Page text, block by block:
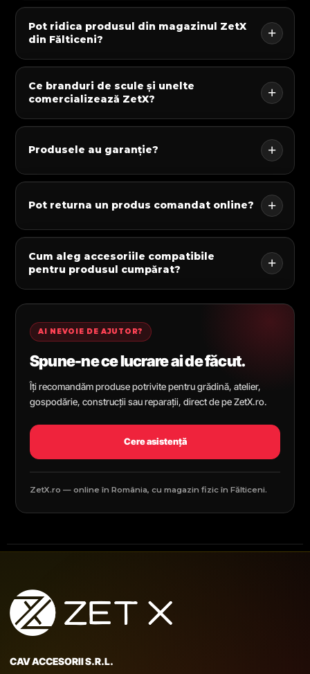
Pot ridica produsul din magazinul ZetX
din Fălticeni?
Ce branduri de scule și unelte
comercializează ZetX?
Produsele au garanție?
Pot returna un produs comandat online?
Cum aleg accesoriile compatibile
pentru produsul cumpărat?
AI NEVOIE DE AJUTOR?
Spune-ne ce lucrare ai de făcut.
Îți recomandăm produse potrivite pentru grădină, atelier,
gospodărie, construcții sau reparații, direct de pe ZetX.ro.
Cere asistență
ZetX.ro — online în România, cu magazin fizic în Fălticeni.
CAV ACCESORII S.R.L.